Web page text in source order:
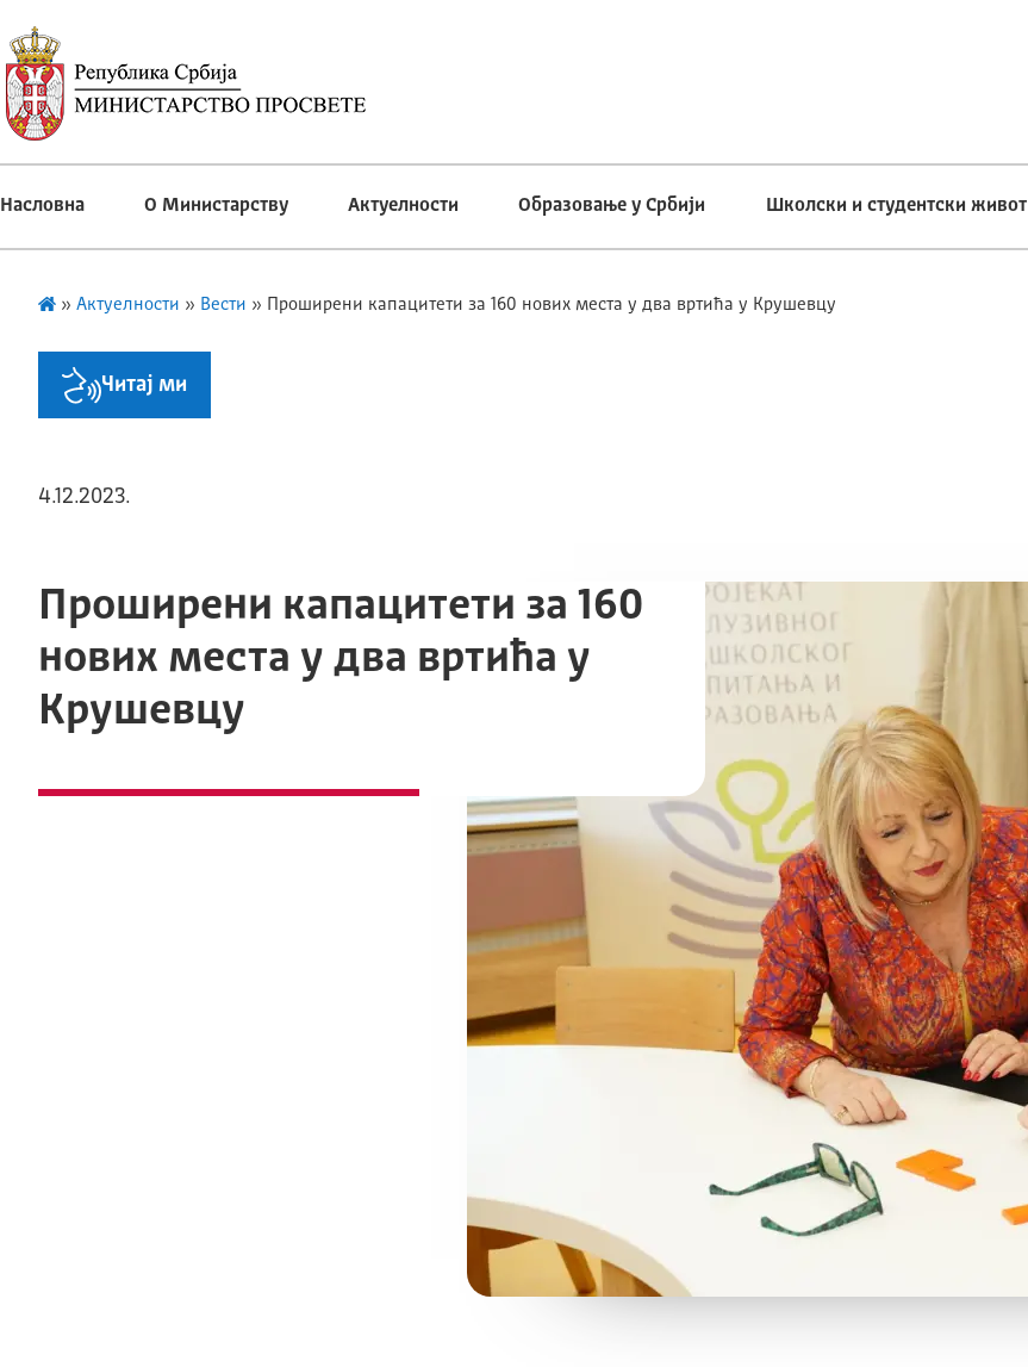
Насловна О Министарству Актуелности Образовање у Србији Школски и студентски живот
» Актуелности » Вести » Проширени капацитети за 160 нових места у два вртића у Крушевцу
Читај ми
4.12.2023.
Проширени капацитети за 160
нових места у два вртића у
Крушевцу